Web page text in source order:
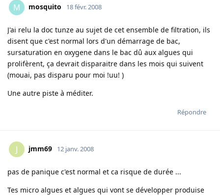
M mosquito 18 févr. 2008
J'ai relu la doc tunze au sujet de cet ensemble de filtration, ils
disent que c'est normal lors d'un démarrage de bac,
sursaturation en oxygene dans le bac dû aux algues qui
prolifèrent, ça devrait disparaitre dans les mois qui suivent
(mouai, pas disparu pour moi !uu! )
Une autre piste à méditer.
Répondre
J jmm69 12 janv. 2008
pas de panique c'est normal et ca risque de durée ...
Tes micro algues et algues qui vont se développer produise